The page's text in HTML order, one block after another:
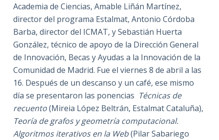
Academia de Ciencias, Amable Liñán Martínez,
director del programa Estalmat, Antonio Córdoba
Barba, director del ICMAT, y Sebastián Huerta
González, técnico de apoyo de la Dirección General
de Innovación, Becas y Ayudas a la Innovación de la
Comunidad de Madrid. Fue el viernes 8 de abril a las
16. Después de un descanso y un café, ese mismo
día se presentaron las ponencias Técnicas de
recuento(Mireia López Beltrán, Estalmat Cataluña),
Teoría de grafos y geometría computacional.
Algoritmos iterativos en la Web(Pilar Sabariego